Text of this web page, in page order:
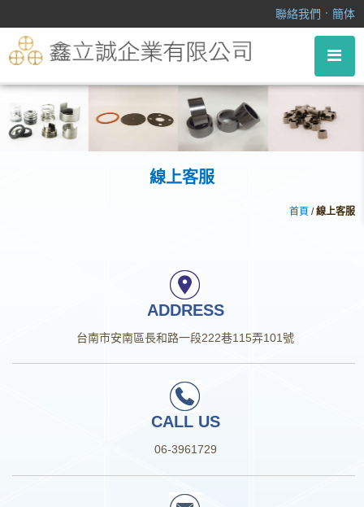
聯絡我們 ． 簡体
線上客服
首頁 /線上客服
ADDRESS
台南市安南區長和路一段222巷115弄101號
CALL US
06-3961729